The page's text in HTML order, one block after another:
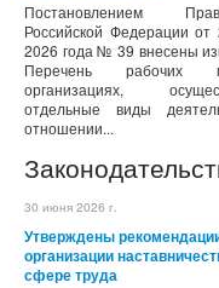
Постановлением
Российской Федерации от
2026 года № 39 внесены
Перечень
организациях,
отдельные виды
отношении...
30 июня 2026 г.
Утверждены
организации
сфере труда